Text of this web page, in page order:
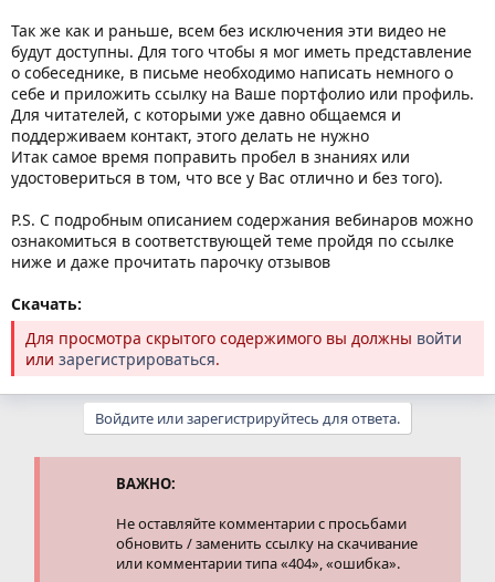
Так же как и раньше, всем без исключения эти видео не
будут доступны. Для того чтобы я мог иметь представление
о собеседнике, в письме необходимо написать немного о
себе и приложить ссылку на Ваше портфолио или профиль.
Для читателей, с которыми уже давно общаемся и
поддерживаем контакт, этого делать не нужно
Итак самое время поправить пробел в знаниях или
удостовериться в том, что все у Вас отлично и без того).
P.S. С подробным описанием содержания вебинаров можно
ознакомиться в соответствующей теме пройдя по ссылке
ниже и даже прочитать парочку отзывов
Скачать:
Для просмотра скрытого содержимого вы должны войти
или зарегистрироваться.
Войдите или зарегистрируйтесь для ответа.
ВАЖНО:
Не оставляйте комментарии с просьбами
обновить / заменить ссылку на скачивание
или комментарии типа «404», «ошибка».